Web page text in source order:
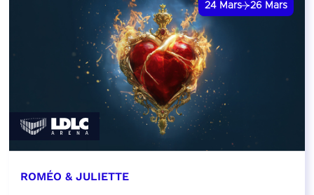
24 Mars 26 Mars
ROMÉO & JULIETTE